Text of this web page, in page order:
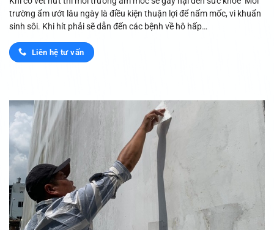
trường ẩm ướt lâu ngày là điều kiện thuận lợi để nấm mốc, vi khuẩn
sinh sôi. Khi hít phải sẽ dẫn đến các bệnh về hô hấp…
Liên hệ tư vấn